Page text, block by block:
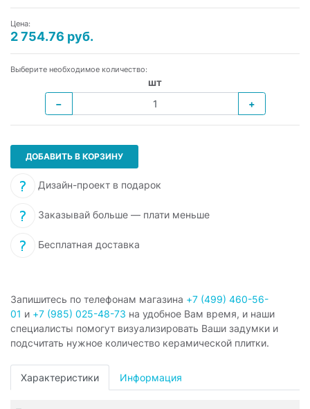
Цена:
2 754.76 руб.
Выберите необходимое количество:
шт
−
+
ДОБАВИТЬ В КОРЗИНУ
Дизайн-проект в подарок
Заказывай больше — плати меньше
Бесплатная доставка
Запишитесь по телефонам магазина +7 (499) 460-56-
01 и +7 (985) 025-48-73 на удобное Вам время, и наши
специалисты помогут визуализировать Ваши задумки и
подсчитать нужное количество керамической плитки.
Характеристики Информация